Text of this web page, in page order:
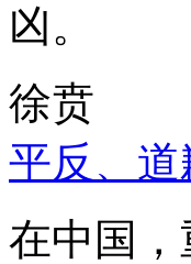
凶。
徐贲
平反、
在中国